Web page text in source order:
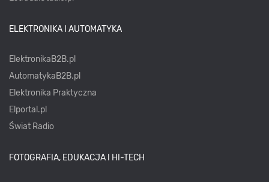
ELEKTRONIKA I AUTOMATYKA
ElektronikaB2B.pl
AutomatykaB2B.pl
Elektronika Praktyczna
Elportal.pl
Świat Radio
FOTOGRAFIA, EDUKACJA I HI-TECH